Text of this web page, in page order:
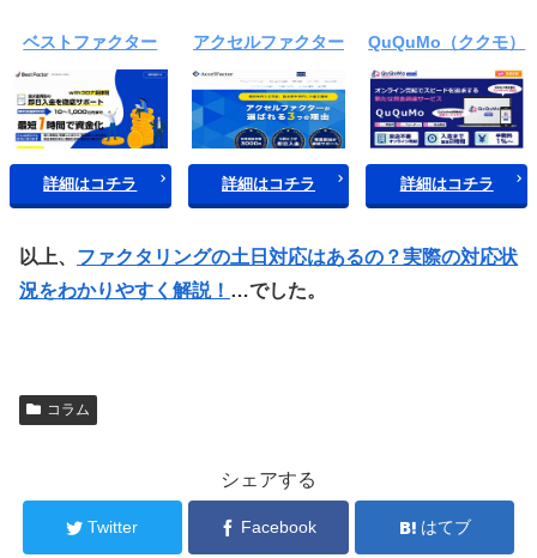
ベストファクター
詳細はコチラ
アクセルファクター
詳細はコチラ
QuQuMo（ククモ）
詳細はコチラ
以上、 ファクタリングの土日対応はあるの？実際の対応状
況をわかりやすく解説！ …でした。
コラム
シェアする
Twitter Facebook はてブ